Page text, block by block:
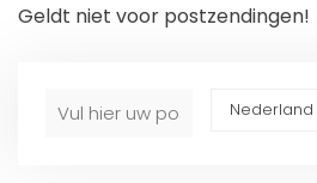
Geldt niet voor postzendingen!